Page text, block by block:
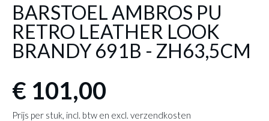
BARSTOEL AMBROS PU
RETRO LEATHER LOOK
BRANDY 691B - ZH63,5CM
€ 101,00
Prijs per stuk, incl. btw en excl. verzendkosten